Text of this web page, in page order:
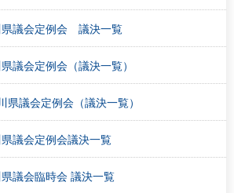
県議会定例会 議決一覧
議会定例会（議決一覧）
県議会定例会（議決一覧）
議会定例会議決一覧
議会臨時会 議決一覧